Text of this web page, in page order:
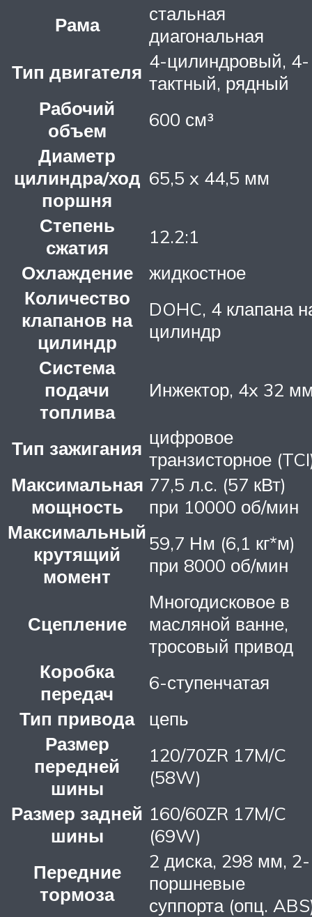
Рама
стальная
диагональная
Тип двигателя 4-цилиндровый, 4-
тактный, рядный
Рабочий
объем
600 см³
Диаметр
цилиндра/ход
поршня
65,5 x 44,5 мм
Степень
сжатия
12.2:1
Охлаждение
жидкостное
Количество
клапанов на
цилиндр
DOHC, 4 клапана
цилиндр
Система
подачи
топлива
Инжектор, 4x 32
Тип зажигания цифровое
транзисторное
Максимальная
мощность
77,5 л.с. (57 кВт)
при 10000 об/мин
Максимальный
крутящий
момент
59,7 Нм (6,1 кг*м)
при 8000 об/мин
Сцепление
Многодисковое в
масляной ванне,
тросовый привод
Коробка
передач
6-ступенчатая
Тип привода
цепь
Размер
передней
шины
120/70ZR 17M/C
(58W)
Размер задней
шины
160/60ZR 17M/C
(69W)
Передние
тормоза
2 диска, 298 мм, 2-
поршневые
суппорта (опц.